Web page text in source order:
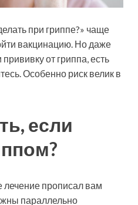
при гриппе?» чаще
вакцинацию. Но даже
от гриппа, есть
Особенно риск велик в
если
лечение прописал вам
параллельно